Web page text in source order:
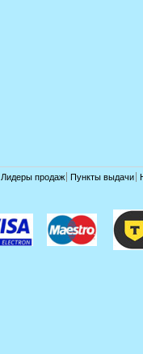
Лидеры продаж Пункты выдачи